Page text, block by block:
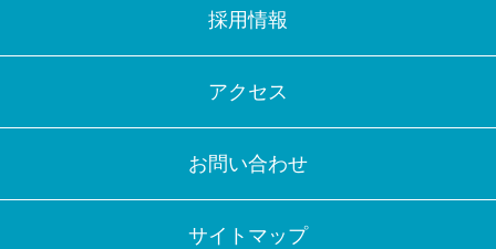
採用情報
アクセス
お問い合わせ
サイトマップ